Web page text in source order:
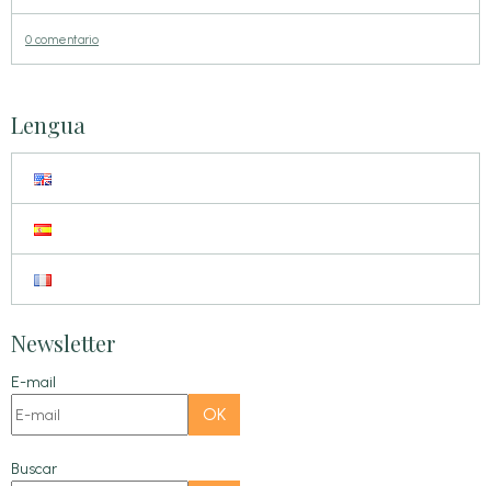
0 comentario
Lengua
Newsletter
E-mail
OK
Buscar